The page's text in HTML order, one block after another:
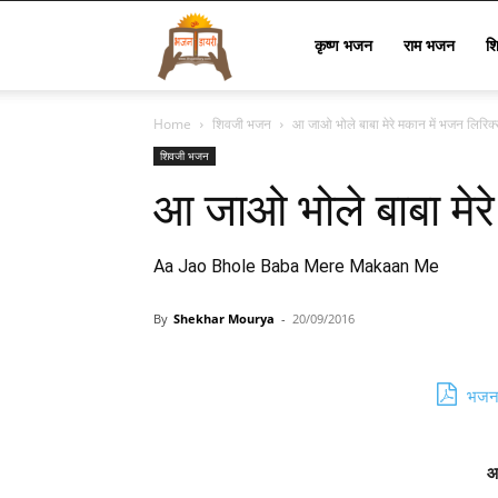
Lyrics
कृष्ण भजन राम भजन
Home शिवजी भजन आ जाओ भोले बाबा मेरे मकान में भजन
शिवजी भजन
आ जाओ भोले बाबा
Aa Jao Bhole Baba Mere Makaan Me
By Shekhar Mourya - 20/09/2016
भजन